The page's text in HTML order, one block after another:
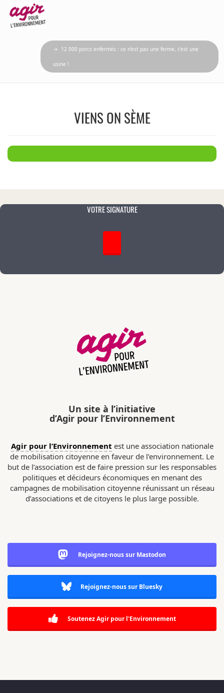
→ 12 000 porcs enfermés : ce n’est pas une ferme, c’est une
usine !
VIENS ON SÈME
VOTRE SIGNATURE
Un site à l’initiative
d’Agir pour l’Environnement
Agir pour l’Environnement est une association nationale
de mobilisation citoyenne en faveur de l’environnement. Le
but de l’association est de faire pression sur les responsables
politiques et décideurs économiques en menant des
campagnes de mobilisation citoyenne réunissant un réseau
d’associations et de citoyens le plus large possible.
Rejoignez-nous sur Mastodon
Rejoignez-nous sur Bluesky
Soutenez Agir pour l'Environnement